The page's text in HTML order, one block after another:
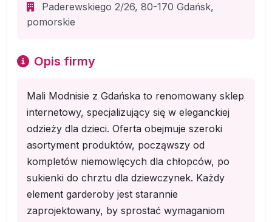
Paderewskiego 2/26, 80-170 Gdańsk,
pomorskie
Opis firmy
Mali Modnisie z Gdańska to renomowany sklep
internetowy, specjalizujący się w eleganckiej
odzieży dla dzieci. Oferta obejmuje szeroki
asortyment produktów, począwszy od
kompletów niemowlęcych dla chłopców, po
sukienki do chrztu dla dziewczynek. Każdy
element garderoby jest starannie
zaprojektowany, by sprostać wymaganiom